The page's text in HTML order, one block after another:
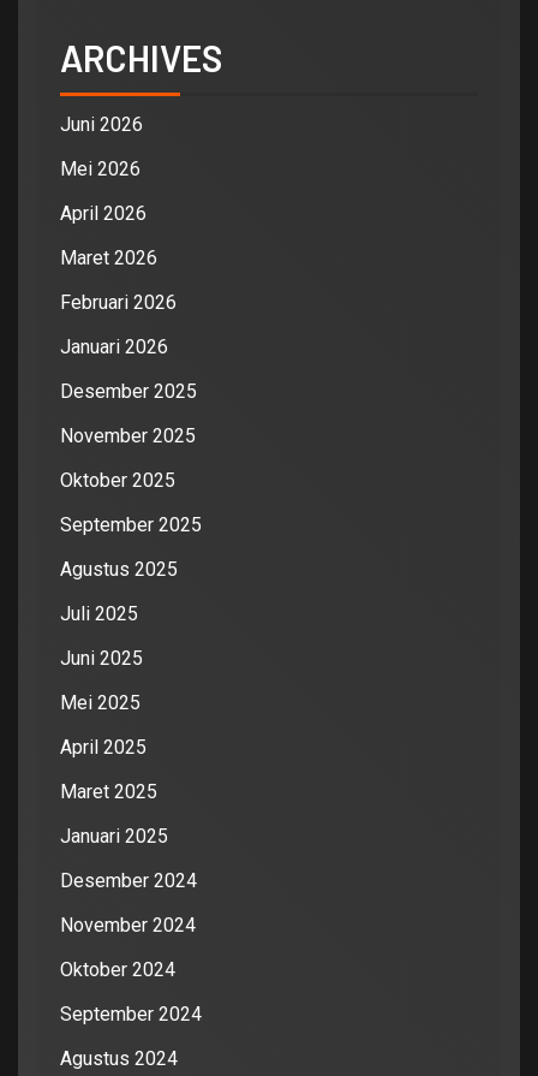
ARCHIVES
Juni 2026
Mei 2026
April 2026
Maret 2026
Februari 2026
Januari 2026
Desember 2025
November 2025
Oktober 2025
September 2025
Agustus 2025
Juli 2025
Juni 2025
Mei 2025
April 2025
Maret 2025
Januari 2025
Desember 2024
November 2024
Oktober 2024
September 2024
Agustus 2024